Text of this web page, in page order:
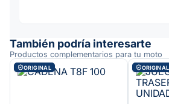
También podría interesarte
Productos complementarios para tu moto
ORIGINAL ORIGINAL